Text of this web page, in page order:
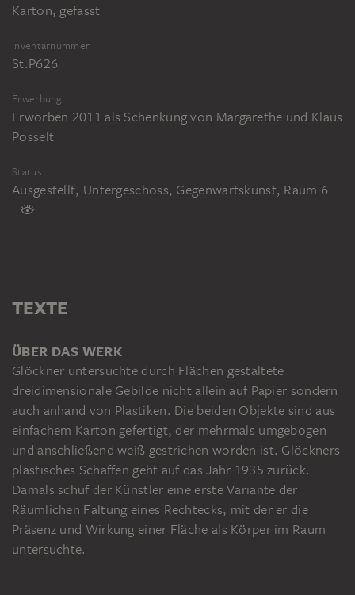
Karton, gefasst
Inventarnummer
St.P626
Erwerbung
Erworben 2011 als Schenkung von Margarethe und Klaus
Posselt
Status
Ausgestellt, Untergeschoss, Gegenwartskunst, Raum 6
TEXTE
ÜBER DAS WERK
Glöckner untersuchte durch Flächen gestaltete
dreidimensionale Gebilde nicht allein auf Papier sondern
auch anhand von Plastiken. Die beiden Objekte sind aus
einfachem Karton gefertigt, der mehrmals umgebogen
und anschließend weiß gestrichen worden ist. Glöckners
plastisches Schaffen geht auf das Jahr 1935 zurück.
Damals schuf der Künstler eine erste Variante der
Räumlichen Faltung eines Rechtecks, mit der er die
Präsenz und Wirkung einer Fläche als Körper im Raum
untersuchte.